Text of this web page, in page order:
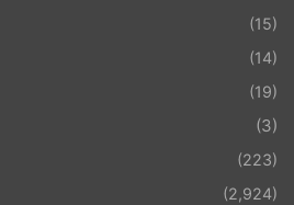
(15)
(14)
(19)
(3)
(223)
(2,924)